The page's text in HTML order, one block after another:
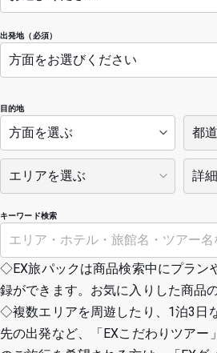
出発地（必須）
目的地
キーワード検索
◇EX旅パックは商品検索中にプラン
録ができます。お気に入りした商品
◇複数エリアを周遊したり、1泊3日
先の出発など、「EXこだわりツアー